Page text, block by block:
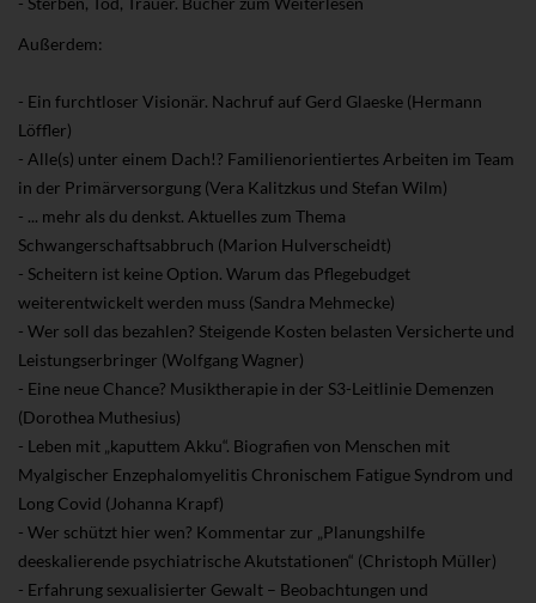
Außerdem:
- Ein furchtloser Visionär. Nachruf auf Gerd Glaeske (Hermann
Löffler)
- Alle(s) unter einem Dach!? Familienorientiertes Arbeiten im Team
in der Primärversorgung (Vera Kalitzkus und Stefan Wilm)
- ... mehr als du denkst. Aktuelles zum Thema
Schwangerschaftsabbruch (Marion Hulverscheidt)
- Scheitern ist keine Option. Warum das Pflegebudget
weiterentwickelt werden muss (Sandra Mehmecke)
- Wer soll das bezahlen? Steigende Kosten belasten Versicherte und
Leistungserbringer (Wolfgang Wagner)
- Eine neue Chance? Musiktherapie in der S3-Leitlinie Demenzen
(Dorothea Muthesius)
- Leben mit „kaputtem Akku“. Biografien von Menschen mit
Myalgischer Enzephalomyelitis Chronischem Fatigue Syndrom und
Long Covid (Johanna Krapf)
- Wer schützt hier wen? Kommentar zur „Planungshilfe
deeskalierende psychiatrische Akutstationen“ (Christoph Müller)
- Erfahrung sexualisierter Gewalt – Beobachtungen und